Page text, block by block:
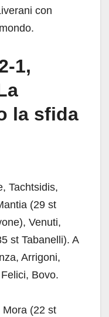
con
1,
la sfida
Tachtsidis,
(29 st
Venuti,
st Tabanelli). A
Arrigoni,
Bovo.
Mora (22 st